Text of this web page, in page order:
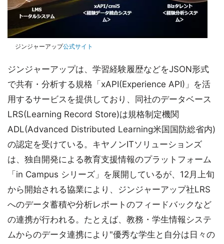
ジンジャーアップ公式サイト
ジンジャーアップは、学習経験履歴などをJSON形式
で共有・分析する規格「xAPI(Experience API)」を活
用するサービスを提供しており、同社のデータベース
LRS(Learning Record Store)は規格制定機関
ADL(Advanced Distributed Learning米国国防総省内)
の認定を受けている。キヤノンITソリューションズ
は、独自開発による教育支援情報のプラットフォーム
「in Campus シリーズ」を展開しているが、12月上旬
から開始される協業により、ジンジャーアップ社LRS
へのデータ蓄積や分析レポートのフィードバックなど
の連携が行われる。たとえば、教務・学生情報システ
ムからのデータ連携により"優秀な学生と自分は日々の